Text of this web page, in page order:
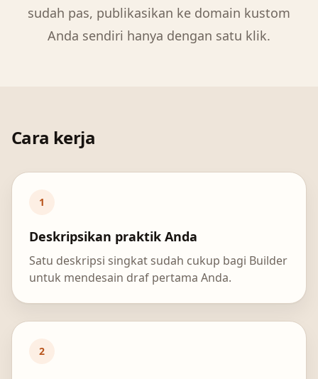
sudah pas, publikasikan ke domain kustom
Anda sendiri hanya dengan satu klik.
Cara kerja
1
Deskripsikan praktik Anda
Satu deskripsi singkat sudah cukup bagi Builder
untuk mendesain draf pertama Anda.
2